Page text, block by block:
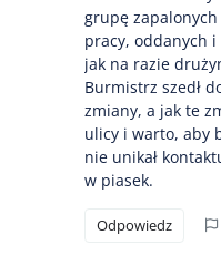
grupę zapalonych
pracy, oddanych
jak na razie
Burmistrz szedł
zmiany, a jak te
ulicy i warto, aby
nie unikał
w piasek.
Odpowiedz